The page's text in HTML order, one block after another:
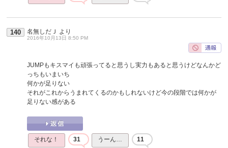
140 名無しだＪ より
2016年10月13日 8:50 PM
JUMPもキスマイも頑張ってると思うし実力もあると思うけどなんかど
っちもいまいち
何かが足りない
それがこれからうまれてくるのかもしれないけど今の段階では何かが
足りない感がある
それな！ 31 うーん… 11